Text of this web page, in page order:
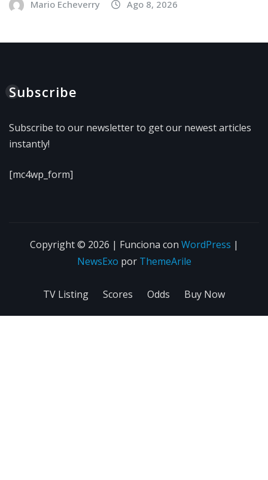
Mario Echeverry Ago 8, 2026
Subscribe
Subscribe to our newsletter to get our newest articles
instantly!
[mc4wp_form]
Copyright © 2026 | Funciona con WordPress |
NewsExo por ThemeArile
TV Listing Scores Odds Buy Now